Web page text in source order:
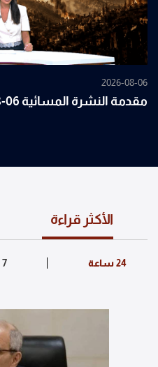
2026-08-06
مقدمة النشرة المسائية 06-08-2026
الأكثر قراءة